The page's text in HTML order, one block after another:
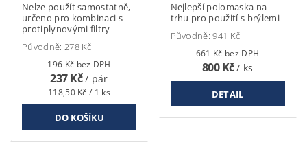
Nelze použít samostatně,
určeno pro kombinaci s
protiplynovými filtry
Původně: 278 Kč
196 Kč bez DPH
237 Kč/ pár
118,50 Kč / 1 ks
Nejlepší polomaska na
trhu pro použití s brýlemi
Původně:941 Kč
661 Kč bez DPH
800 Kč/ ks
DETAIL